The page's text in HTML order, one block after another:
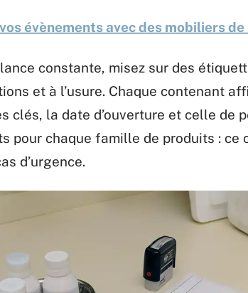
évènements avec des mobiliers
constante, misez sur des
et à l’usure. Chaque contenant
clés, la date d’ouverture et celle de
pour chaque famille de produits : ce
d’urgence.